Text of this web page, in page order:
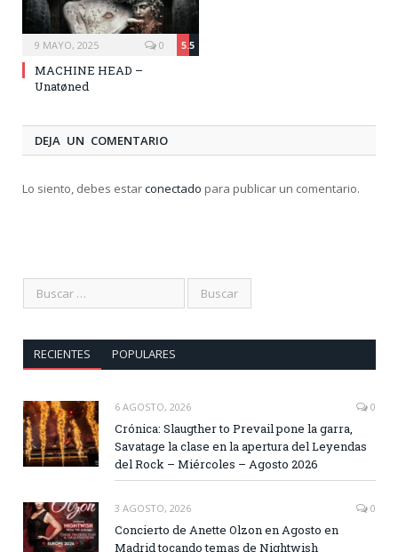
9 MAYO, 2025 5.5
0
MACHINE HEAD –
Unatøned
DEJA UN COMENTARIO
Lo siento, debes estarconectado para publicar un comentario.
RECIENTES POPULARES
6 AGOSTO, 2026 0
Crónica: Slaugther to Prevail pone la garra,
Savatage la clase en la apertura del Leyendas
del Rock – Miércoles – Agosto 2026
3 AGOSTO, 2026 0
Concierto de Anette Olzon en Agosto en
Madrid tocando temas de Nightwish